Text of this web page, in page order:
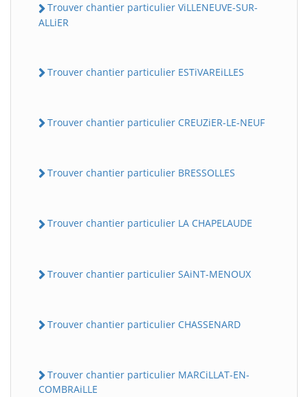
Trouver chantier particulier ViLLENEUVE-SUR-
ALLiER
Trouver chantier particulier ESTiVAREiLLES
Trouver chantier particulier CREUZiER-LE-NEUF
Trouver chantier particulier BRESSOLLES
Trouver chantier particulier LA CHAPELAUDE
Trouver chantier particulier SAiNT-MENOUX
Trouver chantier particulier CHASSENARD
Trouver chantier particulier MARCiLLAT-EN-
COMBRAiLLE